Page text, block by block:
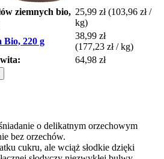
ziemnych bio, 25,99 zł (103,96 zł /
kg)
Bio, 220 g
38,99 zł
(177,23 zł / kg)
64,98 zł
o delikatnym orzechowym
bez orzechów.
cukru, ale wciąż słodkie dzięki